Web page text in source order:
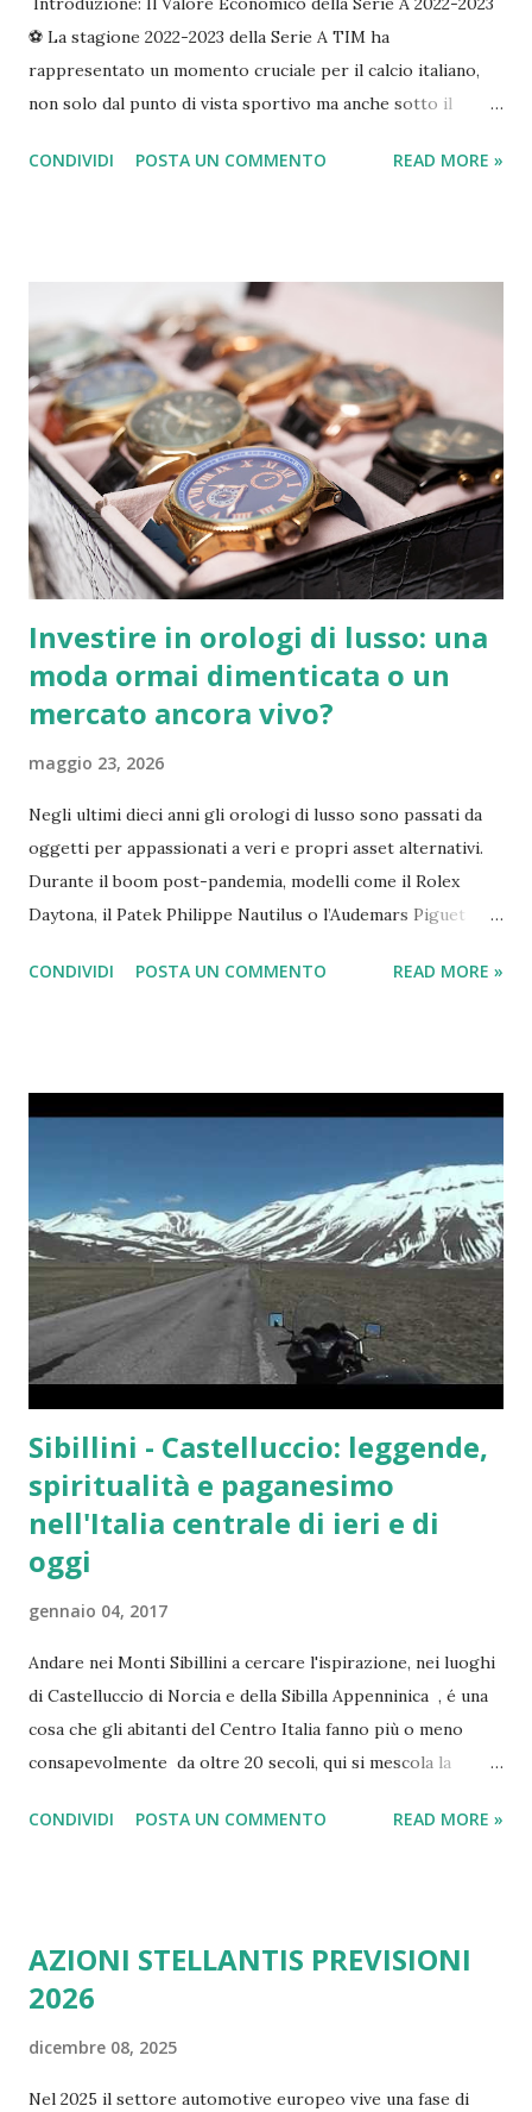
⚽️ La stagione 2022-2023 della Serie A TIM ha
rappresentato un momento cruciale per il calcio italiano,
non solo dal punto di vista sportivo ma anche sotto il
post-pandemica e di rinnovate ambizioni europee, l'analisi
Serie A si conferma un comparto industriale di primo
livello, capace di generare un impatto significativo sul PIL
nazionale, stimato in oltre 11 miliardi di euro considerando
effetti diretti, indiretti e indotti, e sostenendo quasi
130.000 posti di lavoro. La stagione 2022-2023 è stata
particolarmente ricca di eventi sportivi di rilievo. Il Napoli
ha conquistato il suo terzo Scudetto a 33 anni dall'ultimo
trionfo, un successo storico che ha avuto un impatto
notevole anche sui conti de...
CONDIVIDI POSTA UN COMMENTO READ MORE »
Investire in orologi di lusso: una
moda ormai dimenticata o un
mercato ancora vivo?
maggio 23, 2026
Negli ultimi dieci anni gli orologi di lusso sono passati da
oggetti per appassionati a veri e propri asset alternativi.
Durante il boom post-pandemia, modelli come il Rolex
Daytona, il Patek Philippe Nautilus o l’Audemars Piguet
alimentando l’idea che comprare un orologio potesse
chiedono: gli orologi di lusso sono ancora un investimento
orologi di lusso: cosa è successo tra 2020 e 2022 Durante la
pandemia si è verificato un mix unico di fattori: Fattore
Effetto sul mercato Liquidità elevata Più capitale
disponibile per beni alternativi Produzione limitata Forte
scarsità di modelli richiesti Social media e influencer
Crescita dell’hype Mercato crypto e tech Nuovi compratori
ad alta capacità di spesa A...
CONDIVIDI POSTA UN COMMENTO READ MORE »
Sibillini - Castelluccio: leggende,
spiritualità e paganesimo
nell'Italia centrale di ieri e di
oggi
gennaio 04, 2017
Andare nei Monti Sibillini a cercare l'ispirazione, nei luoghi
di Castelluccio di Norcia e della Sibilla Appenninica , é una
cosa che gli abitanti del Centro Italia fanno più o meno
consapevolmente da oltre 20 secoli, qui si mescola la
luogo incantato già di suo, raccontato da favole medievali e
all'epoca in cui il Vaticano decise di combattere le eresie .
Oggi cercheremo di fare luce in una vicenda che mischia
geografia, turismo, e stupefacente bellezza della natura,
con magìa, forze sconosciute della terra e insondabilità
CONDIVIDI POSTA UN COMMENTO READ MORE »
AZIONI STELLANTIS PREVISIONI
2026
dicembre 08, 2025
Nel 2025 il settore automotive europeo vive una fase di